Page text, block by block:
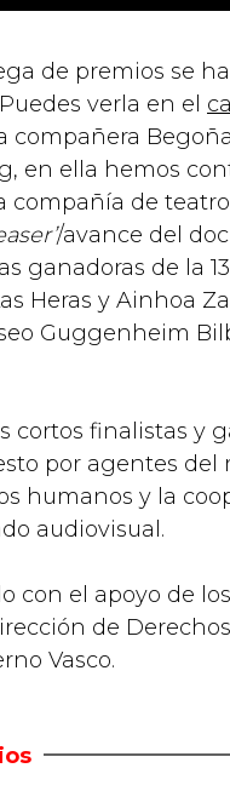
de premios se
verla en el
compañera
en ella hemos
compañía de
/avance del
ganadoras de la
Heras y Ainhoa
Guggenheim
cortos finalistas y
por agentes del
humanos y la
audiovisual.
con el apoyo de
de
Vasco.